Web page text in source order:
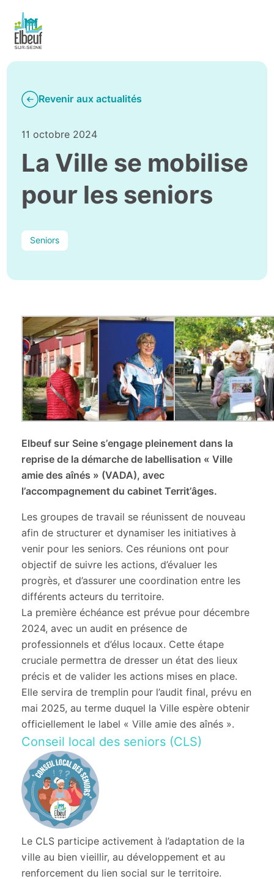
Revenir aux actualités
11 octobre 2024
La Ville se mobilise
pour les seniors
Seniors
Elbeuf sur Seine s’engage pleinement dans la
reprise de la démarche de labellisation « Ville
amie des aînés » (VADA), avec
l’accompagnement du cabinet Territ’âges.
Les groupes de travail se réunissent de nouveau
afin de structurer et dynamiser les initiatives à
venir pour les seniors. Ces réunions ont pour
objectif de suivre les actions, d’évaluer les
progrès, et d’assurer une coordination entre les
différents acteurs du territoire.
La première échéance est prévue pour décembre
2024, avec un audit en présence de
professionnels et d’élus locaux. Cette étape
cruciale permettra de dresser un état des lieux
précis et de valider les actions mises en place.
Elle servira de tremplin pour l’audit final, prévu en
mai 2025, au terme duquel la Ville espère obtenir
officiellement le label « Ville amie des aînés ».
Conseil local des seniors (CLS)
Le CLS participe activement à l’adaptation de la
ville au bien vieillir, au développement et au
renforcement du lien social sur le territoire.